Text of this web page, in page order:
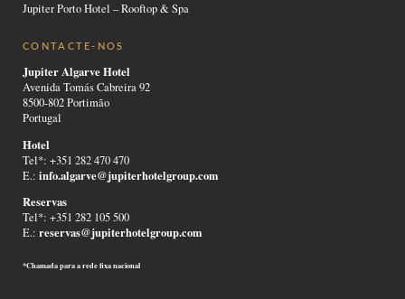
Jupiter Porto Hotel – Rooftop & Spa
CONTACTE-NOS
Jupiter Algarve Hotel
Avenida Tomás Cabreira 92
8500-802 Portimão
Portugal
Hotel
Tel*: +351 282 470 470
E.:info.algarve@jupiterhotelgroup.com
Reservas
Tel*: +351 282 105 500
E.: reservas@jupiterhotelgroup.com
*Chamada para a rede fixa nacional